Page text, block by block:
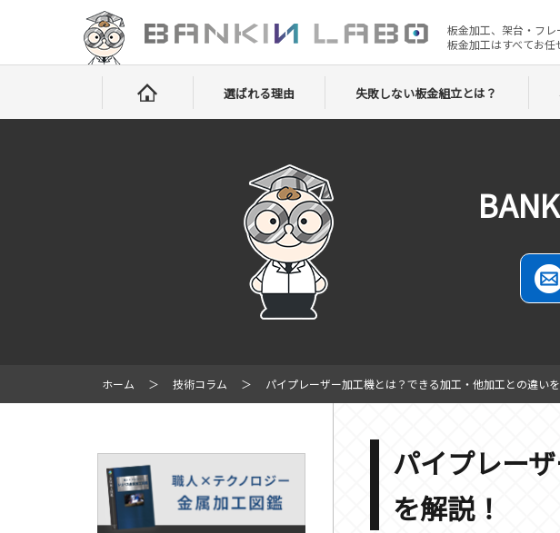
板金加工、架台・フ
板金加工はすべてお任
選ばれる理由 失敗しない板金組立とは？
ホーム 技術コラム パイプレーザー加工機とは？できる加工・他加工との違いを
パイプレー
を解説！